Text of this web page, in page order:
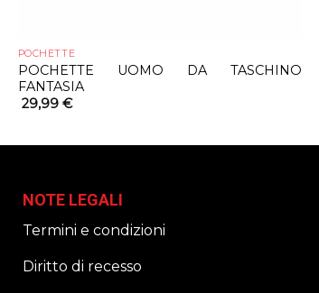
POCHETTE
POCHETTE UOMO DA TASCHINO
FANTASIA
29,99€
NOTE LEGALI
Termini e condizioni
Diritto di recesso